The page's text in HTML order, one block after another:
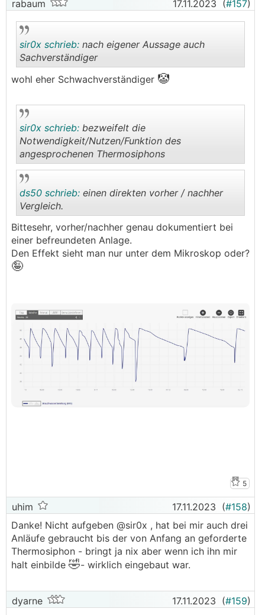
rabaum 17.11.2023 (#157)
sir0x schrieb: nach eigener Aussage auch
Sachverständiger
wohl eher Schwachverständiger 🤡
sir0x schrieb: bezweifelt die
Notwendigkeit/Nutzen/Funktion des
angesprochenen Thermosiphons
..
ds50 schrieb: einen direkten vorher / nachher
Vergleich.
Bittesehr, vorher/nachher genau dokumentiert bei
einer befreundeten Anlage.
Den Effekt sieht man nur unter dem Mikroskop oder?
🤪
5
uhim 17.11.2023 (#158)
Danke! Nicht aufgeben @sir0x , hat bei mir auch drei
Anläufe gebraucht bis der von Anfang an geforderte
Thermosiphon - bringt ja nix aber wenn ich ihn mir
halt einbilde 🤣- wirklich eingebaut war.
dyarne 17.11.2023 (#159)